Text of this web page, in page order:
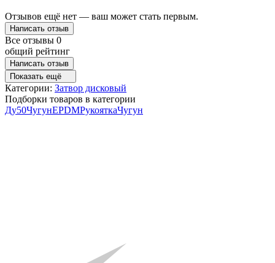
Отзывов ещё нет — ваш может стать первым.
Написать отзыв
Все отзывы 0
общий рейтинг
Написать отзыв
Показать ещё
Категории: Затвор дисковый
Подборки товаров в категории
Ду50ЧугунEPDMРукояткаЧугун